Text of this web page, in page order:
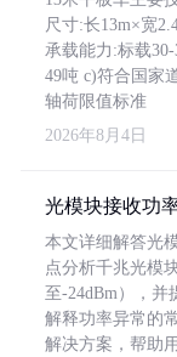
尺寸:长13m×宽
承载能力:标载
49吨 c)符合国家
轴荷限值标准
2026年8月4日
光模块接收功
本文详细解答光
点分析千兆光模
至-24dBm），
解释功率异常的
解决方案，帮助